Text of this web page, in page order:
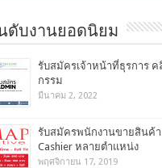
นดับงานยอดนิยม
รับสมัครเจ้าหน้าที่ธุรการ
กรรม
มีนาคม 2, 2022
รับสมัครพนักงานขายสินค้า
Cashier หลายตำแหน่ง
พฤศจิกายน 17, 2019